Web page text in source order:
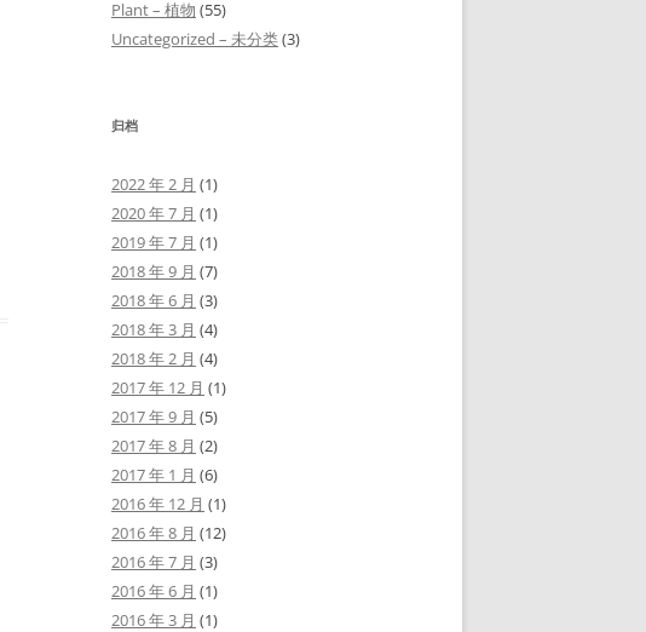
Plant – 植物 (55)
Uncategorized – 未分类(3)
归档
2022 年 2 月 (1)
2020 年 7 月 (1)
2019 年 7 月 (1)
2018 年 9 月 (7)
2018 年 6 月 (3)
2018 年 3 月 (4)
2018 年 2 月 (4)
2017 年 12 月 (1)
2017 年 9 月 (5)
2017 年 8 月 (2)
2017 年 1 月 (6)
2016 年 12 月 (1)
2016 年 8 月 (12)
2016 年 7 月 (3)
2016 年 6 月 (1)
2016 年 3 月 (1)